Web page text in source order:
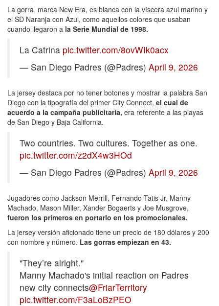
La gorra, marca New Era, es blanca con la víscera azul marino y
el SD Naranja con Azul, como aquellos colores que usaban
cuando llegaron a la Serie Mundial de 1998.
La Catrina pic.twitter.com/8ovWIk0acx
— San Diego Padres (@Padres) April 9, 2026
La jersey destaca por no tener botones y mostrar la palabra San
Diego con la tipografía del primer City Connect, el cual de
acuerdo a la campaña publicitaria, era referente a las playas
de San Diego y Baja California.
Two countries. Two cultures. Together as one.
pic.twitter.com/z2dX4w3HOd
— San Diego Padres (@Padres) April 9, 2026
Jugadores como Jackson Merrill, Fernando Tatis Jr, Manny
Machado, Mason Miller, Xander Bogaerts y Joe Musgrove,
fueron los primeros en portarlo en los promocionales.
La jersey versión aficionado tiene un precio de 180 dólares y 200
con nombre y número. Las gorras empiezan en 43.
"They’re alright."
Manny Machado's initial reaction on Padres
new city connects@FriarTerritory
pic.twitter.com/F3aLoBzPEO